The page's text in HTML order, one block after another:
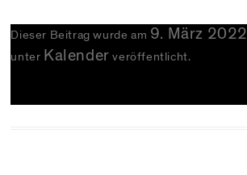
Dieser Beitrag wurde am 9. März 2022
unter Kalender veröffentlicht.